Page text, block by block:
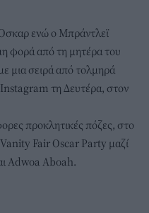
ενώ ο Μπράντλεϊ
φορά από τη μητέρα του
μια σειρά από τολμηρά
τη Δευτέρα, στον
προκλητικές πόζες, στο
Vanity Fair Oscar Party μαζί
Adwoa Aboah.